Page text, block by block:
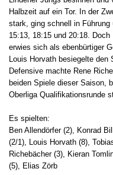
Halbzeit auf ein Tor. In der
stark, ging schnell in
15:13, 18:15 und 20:18.
erwies sich als ebenbürtiger
Louis Horvath besiegelte
Defensive machte Rene
beiden Spiele dieser Saison,
Oberliga Qualifikationsrunde
Es spielten:
Ben Allendörfer (2), Konrad
(2/1), Louis Horvath (8),
Richebächer (3), Kieran
(5), Elias Zörb